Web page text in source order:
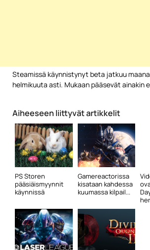
Steamissä käynnistynyt beta jatkuu
helmikuuta asti. Mukaan pääsevät ainakin
Aiheeseen liittyvät artikkelit
PS Storen
pääsiäismyynnit
käynnissä
Gamereactorissa
kisataan kahdessa
kuumassa kilpail...